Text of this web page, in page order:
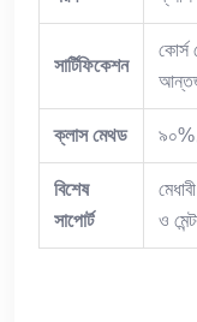
সার্টিফিকেশন
ক্লাস মেথড ৯০%
বিশেষ
সাপোর্ট
ও